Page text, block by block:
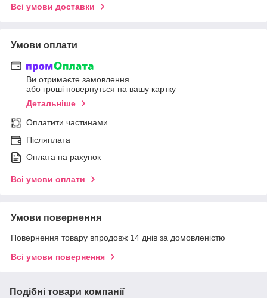
Всі умови доставки
Умови оплати
Ви отримаєте замовлення
або гроші повернуться на вашу картку
Детальніше
Оплатити частинами
Післяплата
Оплата на рахунок
Всі умови оплати
Умови повернення
Повернення товару впродовж 14 днів за домовленістю
Всі умови повернення
Подібні товари компанії